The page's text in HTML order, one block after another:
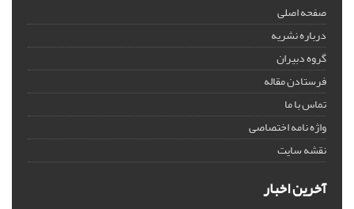
صفحه اصلی
درباره نشریه
گروه دبیران
فرستادن مقاله
تماس با ما
واژه نامه اختصاصی
نقشه سایت
آخرین اخبار